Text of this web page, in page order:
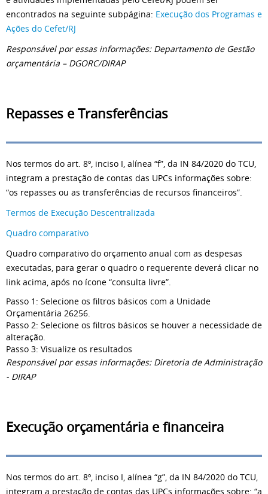
encontrados na seguinte subpágina: Execução dos Programas e
Ações do Cefet/RJ
Responsável por essas informações: Departamento de Gestão
orçamentária – DGORC/DIRAP
Repasses e Transferências
Nos termos do art. 8º, inciso I, alínea “f”, da IN 84/2020 do TCU,
integram a prestação de contas das UPCs informações sobre:
“os repasses ou as transferências de recursos financeiros”.
Termos de Execução Descentralizada
Quadro comparativo
Quadro comparativo do orçamento anual com as despesas
executadas, para gerar o quadro o requerente deverá clicar no
link acima, após no ícone “consulta livre”.
Passo 1: Selecione os filtros básicos com a Unidade
Orçamentária 26256.
Passo 2: Selecione os filtros básicos se houver a necessidade de
alteração.
Passo 3: Visualize os resultados
Responsável por essas informações: Diretoria de Administração
- DIRAP
Execução orçamentária e financeira
Nos termos do art. 8º, inciso I, alínea “g”, da IN 84/2020 do TCU,
integram a prestação de contas das UPCs informações sobre: “a